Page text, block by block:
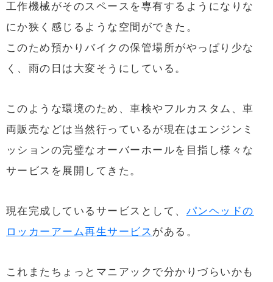
工作機械がそのスペースを専有するようになりな
にか狭く感じるような空間ができた。
このため預かりバイクの保管場所がやっぱり少な
く、雨の日は大変そうにしている。
このような環境のため、車検やフルカスタム、車
両販売などは当然行っているが現在はエンジンミ
ッションの完璧なオーバーホールを目指し様々な
サービスを展開してきた。
現在完成しているサービスとして、 パンヘッドの
ロッカーアーム再生サービス がある。
これまたちょっとマニアックで分かりづらいかも